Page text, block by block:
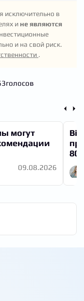
эмиссию обычных
продавать BTC в
к риску. Если вы
2026-2027 годах,
рост. Но если
держать чистый
исключительно в
и не являются
и на свой риск.
.
голосов
могут
09.08.2026